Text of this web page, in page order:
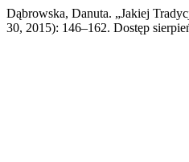
Dąbrowska, Danuta. „Jakiej
30, 2015): 146–162. Dostęp